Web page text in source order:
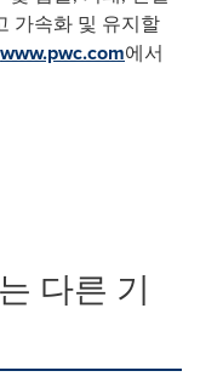
가속화 및 유지할
www.pwc.com에서
다른 기